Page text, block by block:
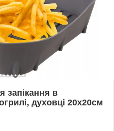
запікання в
духовці 20x20см